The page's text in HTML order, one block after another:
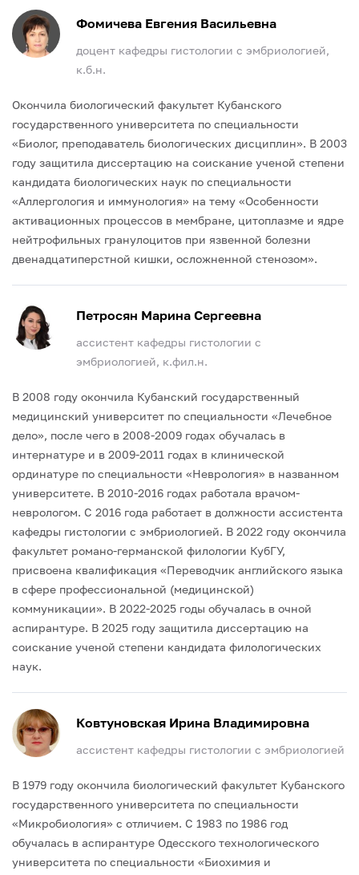
Фомичева Евгения Васильевна
доцент кафедры гистологии с эмбриологией,
к.б.н.
Окончила биологический факультет Кубанского
государственного университета по специальности
«Биолог, преподаватель биологических дисциплин». В 2003
году защитила диссертацию на соискание ученой степени
кандидата биологических наук по специальности
«Аллергология и иммунология» на тему «Особенности
активационных процессов в мембране, цитоплазме и ядре
нейтрофильных гранулоцитов при язвенной болезни
двенадцатиперстной кишки, осложненной стенозом».
Петросян Марина Сергеевна
ассистент кафедры гистологии с
эмбриологией, к.фил.н.
В 2008 году окончила Кубанский государственный
медицинский университет по специальности «Лечебное
дело», после чего в 2008-2009 годах обучалась в
интернатуре и в 2009-2011 годах в клинической
ординатуре по специальности «Неврология» в названном
университете. В 2010-2016 годах работала врачом-
неврологом. С 2016 года работает в должности ассистента
кафедры гистологии с эмбриологией. В 2022 году окончила
факультет романо-германской филологии КубГУ,
присвоена квалификация «Переводчик английского языка
в сфере профессиональной (медицинской)
коммуникации». В 2022-2025 годы обучалась в очной
аспирантуре. В 2025 году защитила диссертацию на
соискание ученой степени кандидата филологических
наук.
Ковтуновская Ирина Владимировна
ассистент кафедры гистологии с эмбриологией
В 1979 году окончила биологический факультет Кубанского
государственного университета по специальности
«Микробиология» с отличием. С 1983 по 1986 год
обучалась в аспирантуре Одесского технологического
университета по специальности «Биохимия и